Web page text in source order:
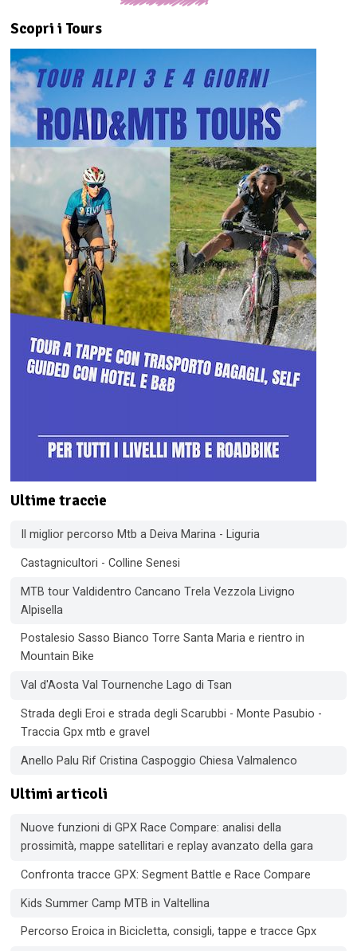
Scopri i Tours
Ultime traccie
Il miglior percorso Mtb a Deiva Marina - Liguria
Castagnicultori - Colline Senesi
MTB tour Valdidentro Cancano Trela Vezzola Livigno
Alpisella
Postalesio Sasso Bianco Torre Santa Maria e rientro in
Mountain Bike
Val d'Aosta Val Tournenche Lago di Tsan
Strada degli Eroi e strada degli Scarubbi - Monte Pasubio -
Traccia Gpx mtb e gravel
Anello Palu Rif Cristina Caspoggio Chiesa Valmalenco
Ultimi articoli
Nuove funzioni di GPX Race Compare: analisi della
prossimità, mappe satellitari e replay avanzato della gara
Confronta tracce GPX: Segment Battle e Race Compare
Kids Summer Camp MTB in Valtellina
Percorso Eroica in Bicicletta, consigli, tappe e tracce Gpx